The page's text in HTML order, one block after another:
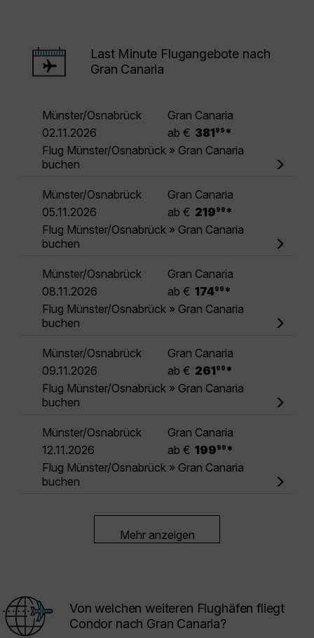
Last Minute Flugangebote nach
Gran Canaria
Münster/Osnabrück
Gran Canaria
02.11.2026
ab € 381 99 *
Flug Münster/Osnabrück » Gran Canaria
buchen
Münster/Osnabrück
Gran Canaria
05.11.2026
ab € 219 99 *
Flug Münster/Osnabrück » Gran Canaria
buchen
Münster/Osnabrück
Gran Canaria
08.11.2026
ab € 17499 *
Flug Münster/Osnabrück » Gran Canaria
buchen
Münster/Osnabrück
Gran Canaria
09.11.2026
ab € 261 99 *
Flug Münster/Osnabrück » Gran Canaria
buchen
Münster/Osnabrück
Gran Canaria
12.11.2026
ab € 199 99 *
Flug Münster/Osnabrück » Gran Canaria
buchen
Mehr anzeigen
Von welchen weiteren Flughäfen fliegt
Condor nach Gran Canaria?